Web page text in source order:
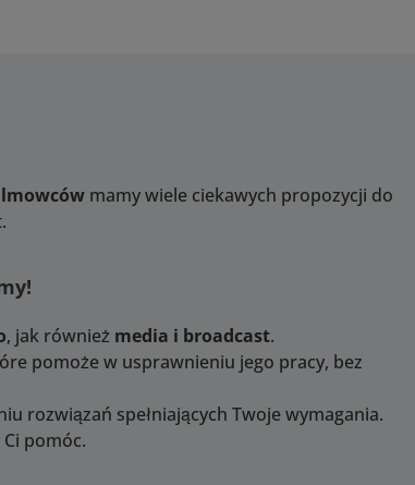
mamy wiele ciekawych propozycji do
, jak również media i broadcast.
pomoże w usprawnieniu jego pracy, bez
rozwiązań spełniających Twoje wymagania.
pomóc.